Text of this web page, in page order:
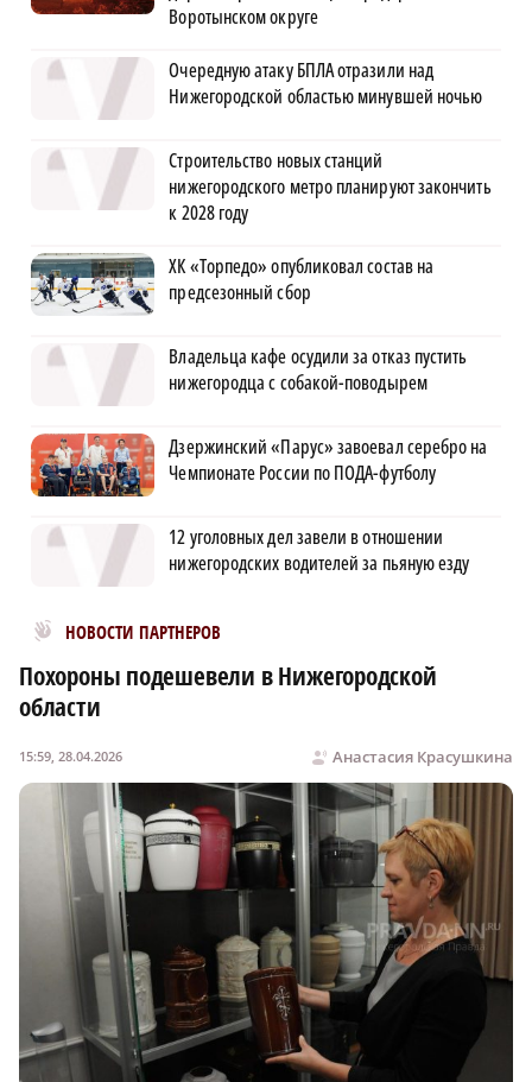
Воротынском округе
Очередную атаку БПЛА отразили над
Нижегородской областью минувшей ночью
Строительство новых станций
нижегородского метро планируют закончить
к 2028 году
ХК «Торпедо» опубликовал состав на
предсезонный сбор
Владельца кафе осудили за отказ пустить
нижегородца с собакой-поводырем
Дзержинский «Парус» завоевал серебро на
Чемпионате России по ПОДА-футболу
12 уголовных дел завели в отношении
нижегородских водителей за пьяную езду
НОВОСТИ ПАРТНЕРОВ
Новости МирТесен
Похороны подешевели в Нижегородской
области
Анастасия Красушкина
15:59, 28.04.2026